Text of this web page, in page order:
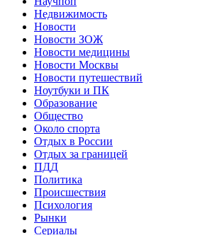
Недвижимость
Новости
Новости ЗОЖ
Новости медицины
Новости Москвы
Новости путешествий
Ноутбуки и ПК
Образование
Общество
Около спорта
Отдых в России
Отдых за границей
ПДД
Политика
Происшествия
Психология
Рынки
Сериалы